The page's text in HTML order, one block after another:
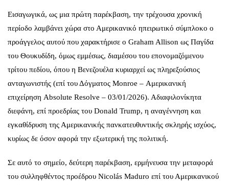
Εισαγωγικά, ως μια πρώτη παρέκβαση, την τρέχουσα χρονική
περίοδο λαμβάνει χώρα στο Αμερικανικό ηπειρωτικό σύμπλοκο ο
προάγγελος αυτού που χαρακτήρισε ο Graham Allison ως Παγίδα
του Θουκυδίδη, όμως εμμέσως, διαμέσου του επονομαζόμενου
τρίτου πεδίου, όπου η Βενεζουέλα κυριαρχεί ως πληρεξούσιος
ανταγωνιστής (επί του Δόγματος Monroe – Αμερικανική
επιχείρηση Absolute Resolve – 03/01/2026). Αδιαφιλονίκητα
διεφάνη, επί προεδρίας του Donald Trump, η αναγέννηση και
εγκαθίδρυση της Αμερικανικής πανκατευθυντικής σκληρής ισχύος,
κυρίως δε όσον αφορά την εξωτερική της πολιτική.
Σε αυτό το σημείο, δεύτερη παρέκβαση, ερμήνευσα την μεταφορά
του συλληφθέντος προέδρου Nicolás Maduro επί του Αμερικανικού